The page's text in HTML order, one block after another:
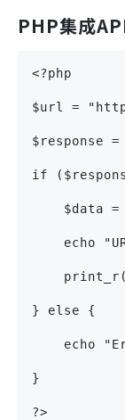
PHP集成
<?php
$url =
$response
if
$data =
echo
} else {
echo
}
?>